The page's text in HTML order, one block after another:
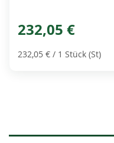
232,05 €
232,05 € / 1 Stück (St)